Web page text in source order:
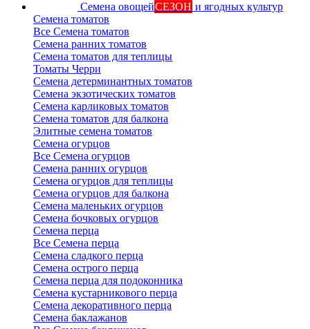
Семена овощейСЕЗОН и ягодных культур
Семена томатов
Все Семена томатов
Семена ранних томатов
Семена томатов для теплицы
Томаты Черри
Семена детерминантных томатов
Семена экзотических томатов
Семена карликовых томатов
Семена томатов для балкона
Элитные семена томатов
Семена огурцов
Все Семена огурцов
Семена ранних огурцов
Семена огурцов для теплицы
Семена огурцов для балкона
Семена маленьких огурцов
Семена бочковых огурцов
Семена перца
Все Семена перца
Семена сладкого перца
Семена острого перца
Семена перца для подоконника
Семена кустарникового перца
Семена декоративного перца
Семена баклажанов